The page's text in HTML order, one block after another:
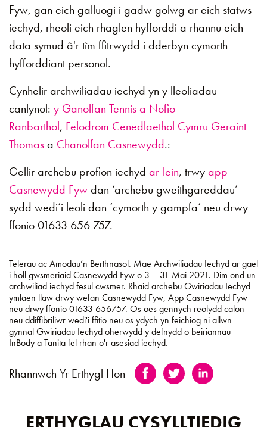
Fyw, gan eich galluogi i gadw golwg ar eich statws
iechyd, rheoli eich rhaglen hyfforddi a rhannu eich
data symud â'r tîm ffitrwydd i dderbyn cymorth
hyfforddiant personol.
Cynhelir archwiliadau iechyd yn y lleoliadau
canlynol: y Ganolfan Tennis a Nofio
Ranbarthol, Felodrom Cenedlaethol Cymru Geraint
Thomasa Chanolfan Casnewydd.:
Gellir archebu profion iechyd ar-lein, trwyapp
Casnewydd Fywdan ‘archebu gweithgareddau’
sydd wedi’i leoli dan ‘cymorth y gampfa’ neu drwy
ffonio 01633 656 757.
​​Telerau ac Amodau’n Berthnasol. Mae Archwiliadau Iechyd ar gael
i holl gwsmeriaid Casnewydd Fyw o 3 – 31 Mai 2021. Dim ond un
archwiliad iechyd fesul cwsmer. Rhaid archebu Gwiriadau Iechyd
ymlaen llaw drwy wefan Casnewydd Fyw, App Casnewydd Fyw
neu drwy ffonio 01633 656757. Os oes gennych reolydd calon
neu ddiffibriliwr wedi'i ffitio neu os ydych yn feichiog ni allwn
gynnal Gwiriadau Iechyd oherwydd y defnydd o beiriannau
InBody a Tanita fel rhan o'r asesiad iechyd.
Rhannwch Yr Erthygl Hon